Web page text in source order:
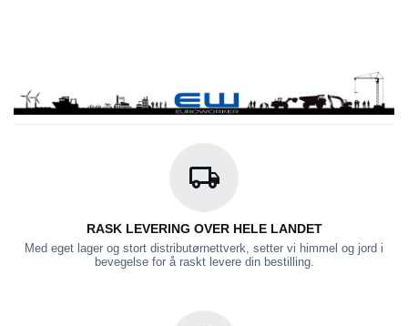
RASK LEVERING OVER HELE LANDET
Med eget lager og stort distributørnettverk, setter vi himmel og jord i
bevegelse for å raskt levere din bestilling.